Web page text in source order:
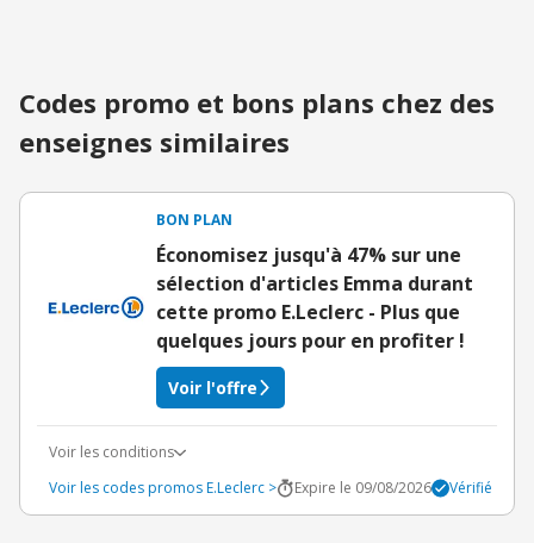
Codes promo et bons plans chez des
enseignes similaires
BON PLAN
Économisez jusqu'à 47% sur une
sélection d'articles Emma durant
cette promo E.Leclerc - Plus que
quelques jours pour en profiter !
Voir l'offre
Voir les conditions
Voir les codes promos E.Leclerc >
Expire le 09/08/2026 Vérifié